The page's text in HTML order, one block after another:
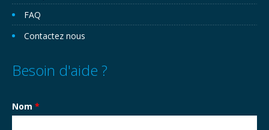
FAQ
Contactez nous
Besoin d'aide ?
Nom *